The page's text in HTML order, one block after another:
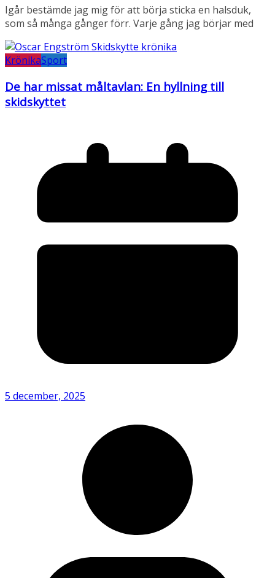
Igår bestämde jag mig för att börja sticka en halsduk,
som så många gånger förr. Varje gång jag börjar med
KrönikaSport
De har missat måltavlan: En hyllning till
skidskyttet
5 december, 2025